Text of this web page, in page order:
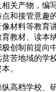
关产物，编
和接管意趣
材料等教育
教材、读本
创制前提向
苦地域的学
。
档学校、